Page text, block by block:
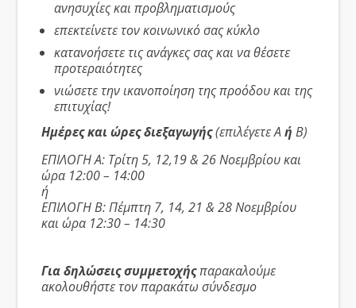
ανησυχίες και προβληματισμούς
επεκτείνετε τον κοινωνικό σας κύκλο
κατανοήσετε τις ανάγκες σας και να θέσετε
προτεραιότητες
νιώσετε την ικανοποίηση της προόδου και της
επιτυχίας!
Ημέρες και ώρες διεξαγωγής(επιλέγετε ΑήΒ)
ΕΠΙΛΟΓΗ Α: Τρίτη 5, 12,19 & 26 Νοεμβρίου και
ώρα 12:00 – 14:00
ή
ΕΠΙΛΟΓΗ Β: Πέμπτη 7, 14, 21 & 28 Νοεμβρίου
και ώρα 12:30 – 14:30
Για δηλώσεις συμμετοχήςπαρακαλούμε
ακολουθήστε τον παρακάτω σύνδεσμο